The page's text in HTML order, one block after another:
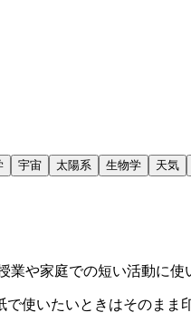
宇宙 太陽系 生物学 天気
や家庭での短い活動に使
使いたいときはそのまま